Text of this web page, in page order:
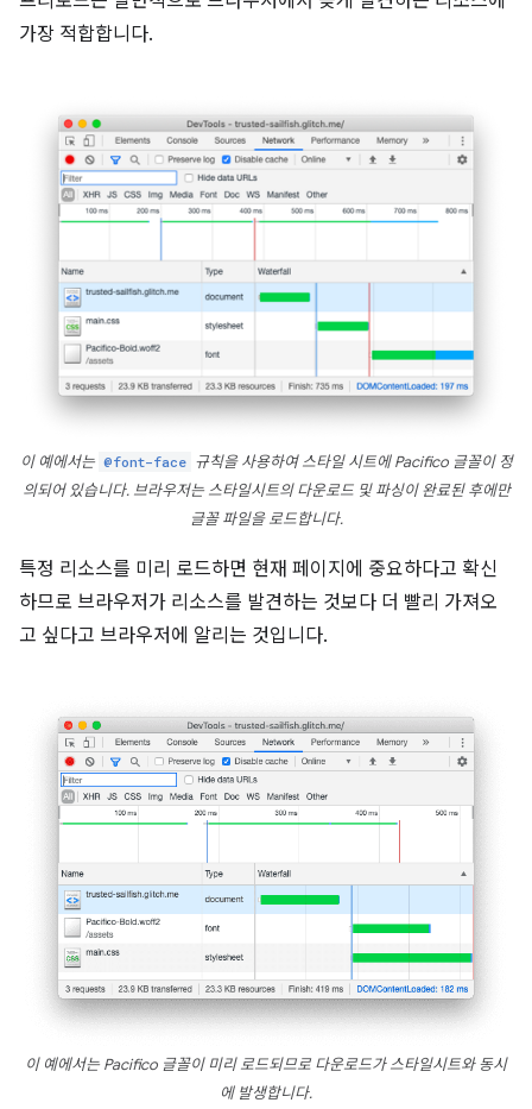
가장 적합합니다.
이 예에서는 @font-face 규칙을 사용하여 스타일 시트에 Pacifico 글꼴이 정
의되어 있습니다. 브라우저는 스타일시트의 다운로드 및 파싱이 완료된 후에만
글꼴 파일을 로드합니다.
특정 리소스를 미리 로드하면 현재 페이지에 중요하다고 확신
하므로 브라우저가 리소스를 발견하는 것보다 더 빨리 가져오
고 싶다고 브라우저에 알리는 것입니다.
이 예에서는 Pacifico 글꼴이 미리 로드되므로 다운로드가 스타일시트와 동시
에 발생합니다.